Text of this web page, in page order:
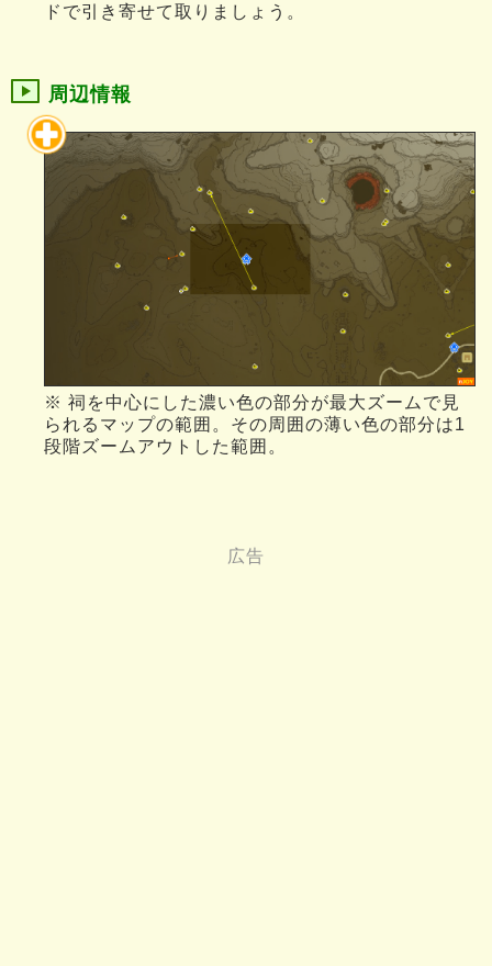
ドで引き寄せて取りましょう。
周辺情報
※ 祠を中心にした濃い色の部分が最大ズームで見
られるマップの範囲。その周囲の薄い色の部分は1
段階ズームアウトした範囲。